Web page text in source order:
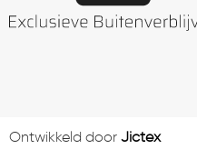
Ontwikkeld door Jictex